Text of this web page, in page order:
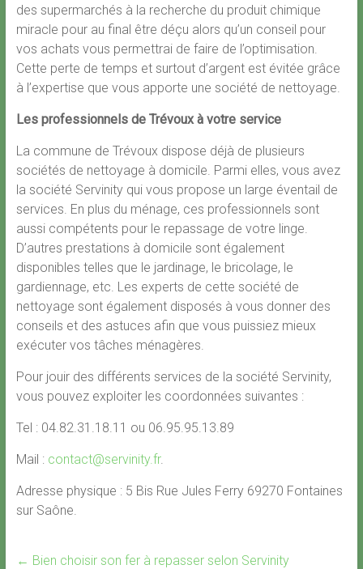
des supermarchés à la recherche du produit chimique
miracle pour au final être déçu alors qu’un conseil pour
vos achats vous permettrai de faire de l’optimisation.
Cette perte de temps et surtout d’argent est évitée grâce
à l’expertise que vous apporte une société de nettoyage.
Les professionnels de Trévoux à votre service
La commune de Trévoux dispose déjà de plusieurs
sociétés de nettoyage à domicile. Parmi elles, vous avez
la société Servinity qui vous propose un large éventail de
services. En plus du ménage, ces professionnels sont
aussi compétents pour le repassage de votre linge.
D’autres prestations à domicile sont également
disponibles telles que le jardinage, le bricolage, le
gardiennage, etc. Les experts de cette société de
nettoyage sont également disposés à vous donner des
conseils et des astuces afin que vous puissiez mieux
exécuter vos tâches ménagères.
Pour jouir des différents services de la société Servinity,
vous pouvez exploiter les coordonnées suivantes :
Tel : 04.82.31.18.11 ou 06.95.95.13.89
Mail : contact@servinity.fr.
Adresse physique : 5 Bis Rue Jules Ferry 69270 Fontaines
sur Saône.
← Bien choisir son fer à repasser selon Servinity